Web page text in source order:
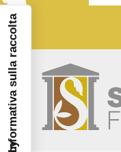
Informativa sulla raccolta